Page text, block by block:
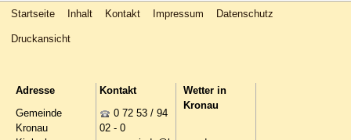
Startseite Inhalt Kontakt Impressum Datenschutz
Druckansicht
Adresse
Gemeinde
Kronau
Kontakt
0 72 53 / 94
02 - 0
Wetter in
Kronau